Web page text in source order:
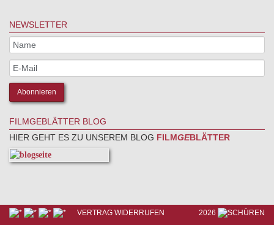
NEWSLETTER
FILMGEBLÄTTER BLOG
HIER GEHT ES ZU UNSEREM BLOG FILMGEBLÄTTER
VERTRAG WIDERRUFEN 2026